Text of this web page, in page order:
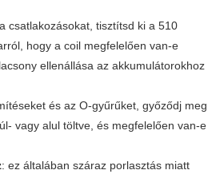
csatlakozásokat, tisztítsd ki a 510
hogy a coil megfelelően van-e
ellenállása az akkumulátorokhoz
és az O-gyűrűket, győződj meg
vagy alul töltve, és megfelelően van-e
: ez általában száraz porlasztás miatt